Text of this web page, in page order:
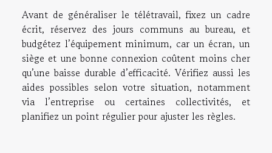
Avant de généraliser le télétravail, fixez un cadre
écrit, réservez des jours communs au bureau, et
budgétez l’équipement minimum, car un écran, un
siège et une bonne connexion coûtent moins cher
qu’une baisse durable d’efficacité. Vérifiez aussi les
aides possibles selon votre situation, notamment
via l’entreprise ou certaines collectivités, et
planifiez un point régulier pour ajuster les règles.